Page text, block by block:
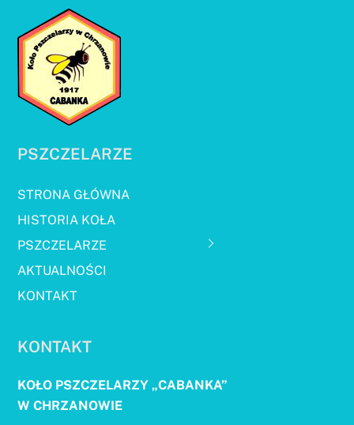
PSZCZELARZE
STRONA GŁÓWNA
HISTORIA KOŁA
PSZCZELARZE
AKTUALNOŚCI
KONTAKT
KONTAKT
KOŁO PSZCZELARZY „CABANKA”
W CHRZANOWIE